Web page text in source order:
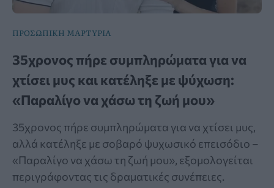
ΠΡΟΣΩΠΙΚΗ ΜΑΡΤΥΡΙΑ
35χρονος πήρε συμπληρώματα για να
χτίσει μυς και κατέληξε με ψύχωση:
«Παραλίγο να χάσω τη ζωή μου»
35χρονος πήρε συμπληρώματα για να χτίσει μυς,
αλλά κατέληξε με σοβαρό ψυχωσικό επεισόδιο –
«Παραλίγο να χάσω τη ζωή μου», εξομολογείται
περιγράφοντας τις δραματικές συνέπειες.